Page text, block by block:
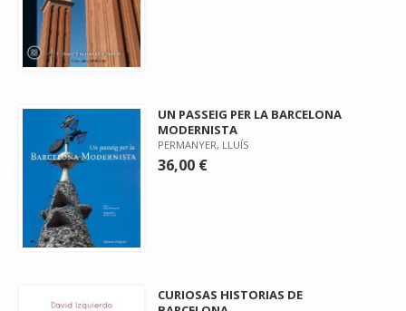
UN PASSEIG PER LA BARCELONA
MODERNISTA
PERMANYER, LLUÍS
36,00 €
CURIOSAS HISTORIAS DE